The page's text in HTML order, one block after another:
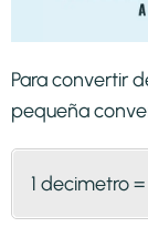
Para convertir
pequeña
1 decimetro